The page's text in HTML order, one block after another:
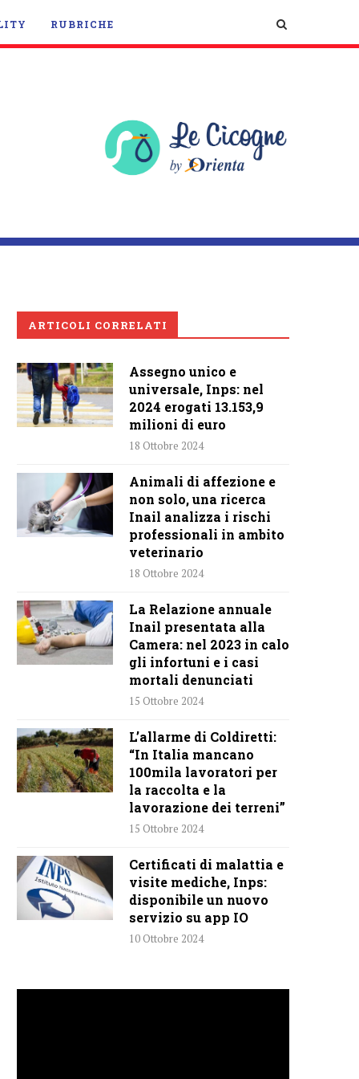
RUBRICHE
ARTICOLI CORRELATI
Assegno unico e
universale, Inps: nel
2024 erogati 13.153,9
milioni di euro
18 Ottobre 2024
Animali di affezione e
non solo, una ricerca
Inail analizza i rischi
professionali in ambito
veterinario
18 Ottobre 2024
La Relazione annuale
Inail presentata alla
Camera: nel 2023 in calo
gli infortuni e i casi
mortali denunciati
15 Ottobre 2024
L’allarme di Coldiretti:
“In Italia mancano
100mila lavoratori per
la raccolta e la
lavorazione dei terreni”
15 Ottobre 2024
Certificati di malattia e
visite mediche, Inps:
disponibile un nuovo
servizio su app IO
10 Ottobre 2024